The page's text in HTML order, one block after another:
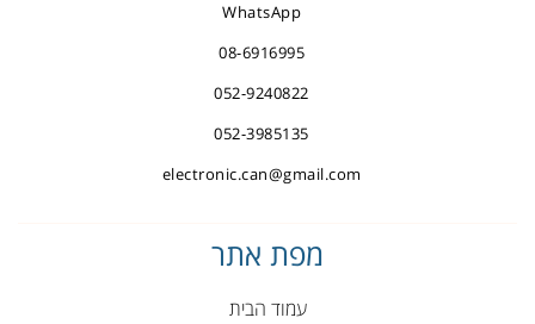
WhatsApp
08-6916995
052-9240822
052-3985135
electronic.can@gmail.com
מפת אתר
עמוד הבית